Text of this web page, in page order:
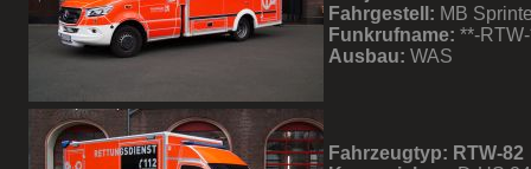
Fahrgestell: MB
Funkrufname: **-
Ausbau: WAS
Fahrzeugtyp: RTW-82